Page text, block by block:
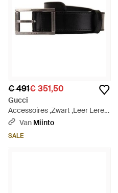
€ 491€ 351,50
Gucci
Accessoires ,Zwart ,Leer Leren
Riem - Zwart
Van Miinto
SALE